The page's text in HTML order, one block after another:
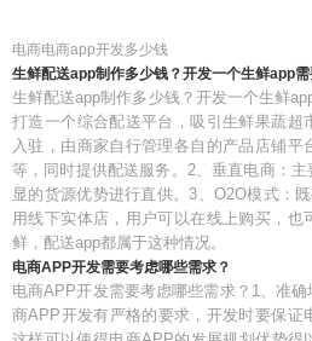
电商电商app开发多少钱
生鲜配送app制作多少钱？开发一个生鲜app
生鲜配送app制作多少钱？开发一个生鲜
打造一个综合配送平台，吸引生鲜果蔬超
入驻，由商家自行管理各自的产品店铺平
等，同时提供配送服务。2、垂直电商：
显的货源优势进行直供。3、O2O模式：
用线下实体店，用户可以在线上购买，也
鲜，配送app都属于这种情况。
电商APP开发需要考虑哪些需求？
电商APP开发需要考虑哪些需求？1、准
商APP开发有严格的要求，开发时要保证